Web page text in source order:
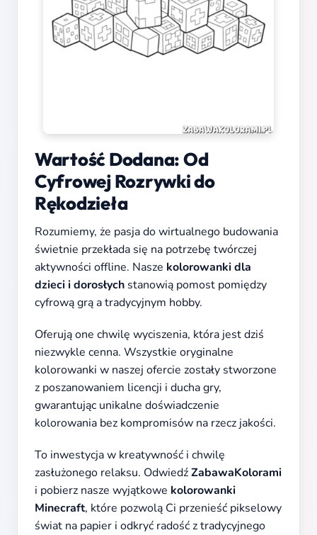
Wartość Dodana: Od
Cyfrowej Rozrywki do
Rękodzieła
Rozumiemy, że pasja do wirtualnego budowania
świetnie przekłada się na potrzebę twórczej
aktywności offline. Nasze kolorowanki dla
dzieci i dorosłych stanowią pomost pomiędzy
cyfrową grą a tradycyjnym hobby.
Oferują one chwilę wyciszenia, która jest dziś
niezwykle cenna. Wszystkie oryginalne
kolorowanki w naszej ofercie zostały stworzone
z poszanowaniem licencji i ducha gry,
gwarantując unikalne doświadczenie
kolorowania bez kompromisów na rzecz jakości.
To inwestycja w kreatywność i chwilę
zasłużonego relaksu. OdwiedźZabawaKolorami
i pobierz nasze wyjątkowe kolorowanki
Minecraft, które pozwolą Ci przenieść pikselowy
świat na papier i odkryć radość z tradycyjnego